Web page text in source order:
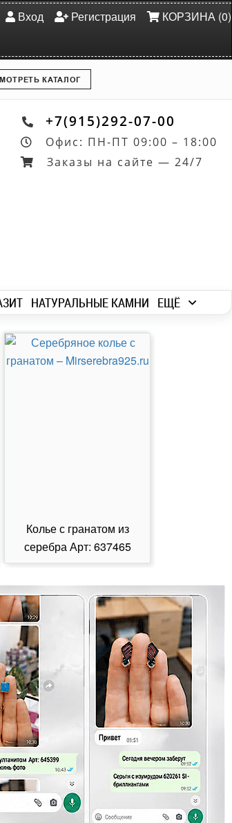
Вход Регистрация КОРЗИНА (0)
КАТАЛОГ
+7(915)292-07-00
Офис: ПН-ПТ 09:00 – 18:00
Заказы на сайте — 24/7
НАТУРАЛЬНЫЕ КАМНИ ЕЩЁ
Колье с гранатом из
серебра Арт: 637465